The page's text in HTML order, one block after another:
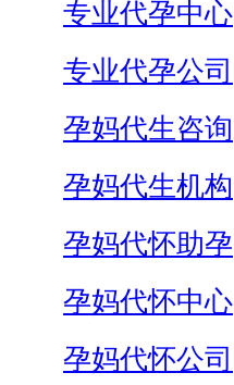
专业代孕中心
专业代孕公司
孕妈代生咨询
孕妈代生机构
孕妈代怀助孕
孕妈代怀中心
孕妈代怀公司